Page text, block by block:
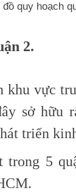
đồ quy hoạch
2.
khu vực
sở hữu
triển
trong 5